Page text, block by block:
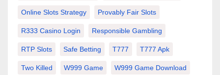
Online Slots Strategy Provably Fair Slots
R333 Casino Login Responsible Gambling
RTP Slots Safe Betting T777 T777 Apk
Two Killed W999 Game W999 Game Download